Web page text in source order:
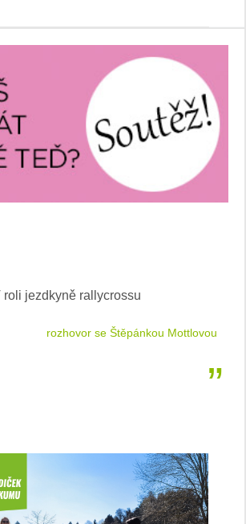
roli jezdkyně rallycrossu
rozhovor se Štěpánkou Mottlovou